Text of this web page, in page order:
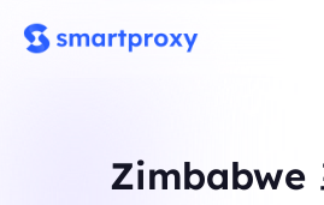
Zimbabwe